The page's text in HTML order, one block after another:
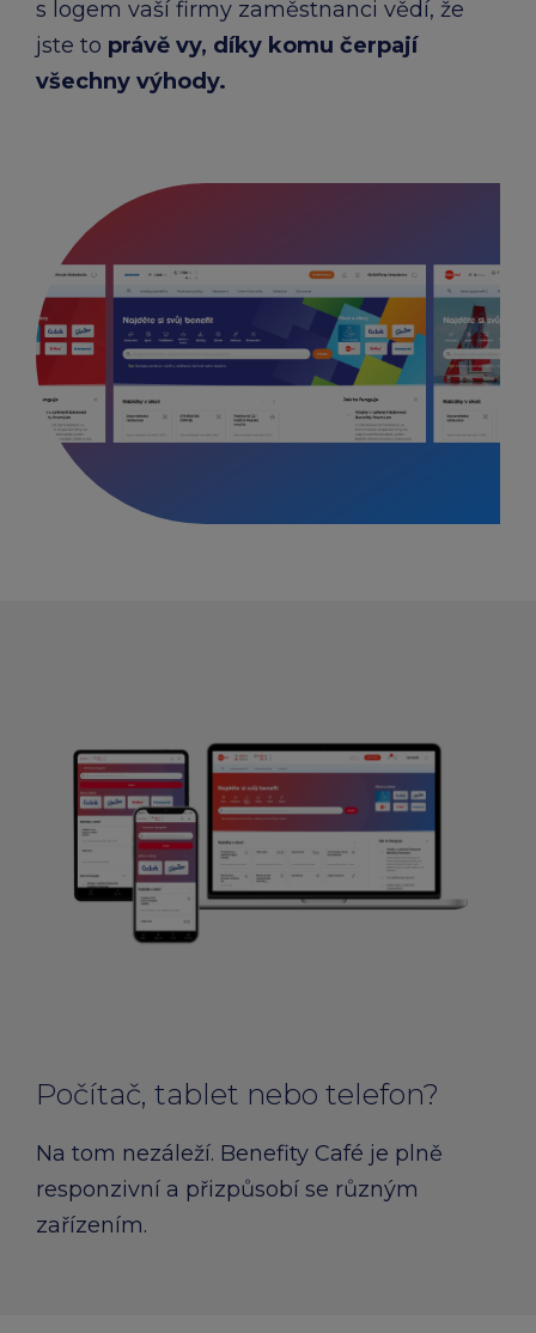
s logem vaší firmy zaměstnanci vědí, že
jste to právě vy, díky komu čerpají
všechny výhody.
Počítač, tablet nebo telefon?
Na tom nezáleží. Benefity Café je plně
responzivní a přizpůsobí se různým
zařízením.